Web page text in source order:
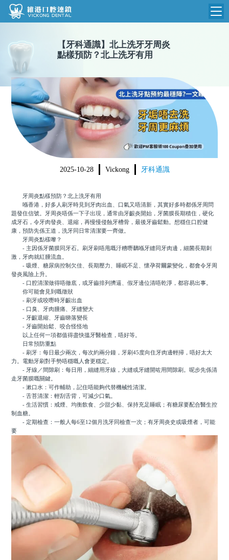
維港首頁
品牌介紹
環境設備
醫院新聞
收費標準
N
收費總表
植牙收費
根管收費
美學收費
箍牙收費
醫生團隊
門診時間
【 牙科通識】 北上洗牙牙周炎
點樣預防？北上洗牙有用
2025-10-28 Vickong 牙科通識
牙周炎點樣預防？北上洗牙有用
喺香港，好多人刷牙時見到牙肉出血、口氣又唔清新，其實好多時都係牙周問
題發住信號。牙周炎唔係一下子出現，通常由牙齦炎開始，牙菌膜長期積住，硬化
成牙石，令牙肉發炎、退縮，再慢慢侵蝕牙槽骨，最後牙齒鬆動。想穩住口腔健
康，預防先係王道，洗牙同日常清潔要一齊做。
牙周炎點樣嚟？
- 主因係牙菌膜同牙石。刷牙刷唔甩嘅汙糟嘢黐喺牙縫同牙肉邊，細菌長期刺
激，牙肉就紅腫流血。
- 吸煙、糖尿病控制欠佳、長期壓力、睡眠不足、懷孕荷爾蒙變化，都會令牙周
發炎風險上升。
- 口腔清潔做得唔徹底，或牙齒排列擠逼、假牙邊位清唔乾淨，都容易出事。
你可能會見到嘅徵狀
- 刷牙或咬嘢時牙齦出血
- 口臭、牙肉腫痛、牙縫變大
- 牙齦退縮、牙齒睇落變長
- 牙齒開始鬆、咬合怪怪地
以上任何一項都值得盡快搵牙醫檢查，唔好等。
日常預防重點
- 刷牙：每日最少兩次，每次約兩分鐘，牙刷45度向住牙肉邊輕掃，唔好太大
力。電動牙刷對手勢唔穩嘅人會更穩定。
- 牙線／間隙刷：每日用，細縫用牙線，大縫或牙縫開咗用間隙刷。呢步先係清
走牙菌膜嘅關鍵。
- 漱口水：可作輔助，記住唔能夠代替機械性清潔。
- 舌苔清潔：輕刮舌背，可減少口氣。
- 生活習慣：戒煙、均衡飲食、少甜少黏、保持充足睡眠；有糖尿要配合醫生控
制血糖。
- 定期檢查：一般人每6至12個月洗牙同檢查一次；有牙周炎史或吸煙者，可能
要